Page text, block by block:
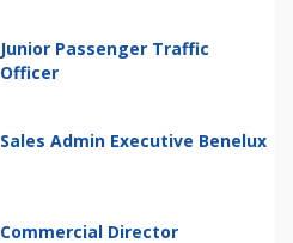
Junior Passenger Traffic
Officer
Sales Admin Executive Benelux
Commercial Director